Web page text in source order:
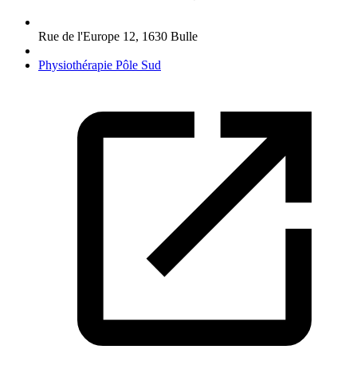
Rue de l'Europe 12, 1630 Bulle
Physiothérapie Pôle Sud